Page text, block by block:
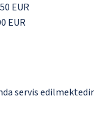
EUR
EUR
servis edilmektedir